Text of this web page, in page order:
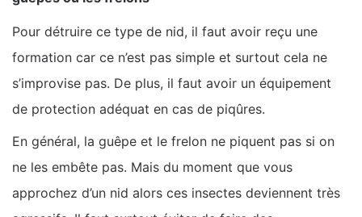
Pour détruire ce type de nid, il faut avoir reçu une
formation car ce n’est pas simple et surtout cela ne
s’improvise pas. De plus, il faut avoir un équipement
de protection adéquat en cas de piqûres.
En général, la guêpe et le frelon ne piquent pas si on
ne les embête pas. Mais du moment que vous
approchez d’un nid alors ces insectes deviennent très